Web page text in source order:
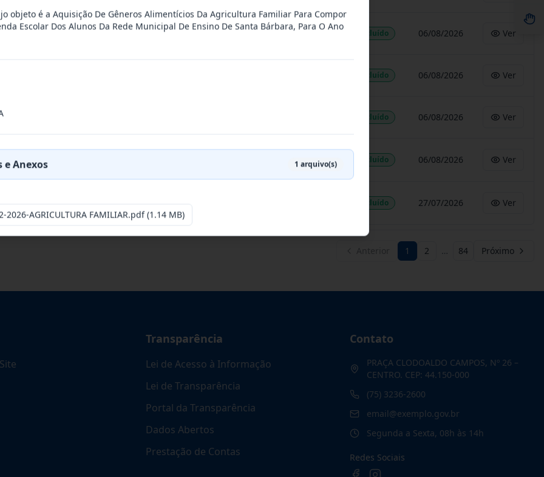
objeto o Registro de preços para poss... Concluído 06/08/2026 Ver
possível e eventual contratação de e Concluído 06/08/2026 Ver
o Registro de preços para even Concluído 06/08/2026 Ver
o Registro de preços para eventu Concluído 06/08/2026 Ver
Concluído 27/07/2026 Ver
1 2 … 84 Próximo
Transparência
Lei de Acesso à Informação
Lei de Transparência
Portal da Transparência
Dados Abertos
Prestação de Contas
Contato
PRAÇA CLODOALDO CAMPOS, Nº 26 –
CENTRO. CEP: 44.150-000
(75) 3236-2600
email@exemplo.gov.br
Segunda a Sexta, 08h às 14h
Redes Sociais
objeto é a Aquisição De Gêneros Alimentícios Da Agricultura Familiar Para Compor
Escolar Dos Alunos Da Rede Municipal De Ensino De Santa Bárbara, Para O Ano
e Anexos 1 arquivo(s)
2026-AGRICULTURA FAMILIAR.pdf(1.14 MB)